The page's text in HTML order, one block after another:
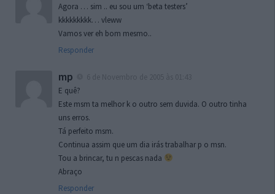
Agora … sim .. eu sou um ‘beta testers’
kkkkkkkkk… vleww
Vamos ver eh bom mesmo..
Responder
mp
E quê?
Este msm ta melhor k o outro sem duvida. O outro tinha
uns erros.
Tá perfeito msm.
Continua assim que um dia irás trabalhar p o msn.
Tou a brincar, tu n pescas nada
Abraço
Responder